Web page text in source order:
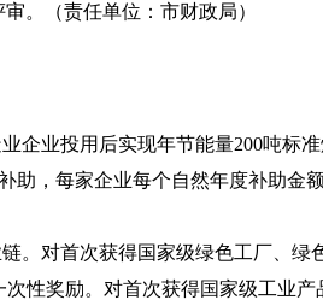
。（责任单位：市财政局）
企业投用后实现年节能量200吨标
助，每家企业每个自然年度补助金
。对首次获得国家级绿色工厂、绿
性奖励。对首次获得国家级工业